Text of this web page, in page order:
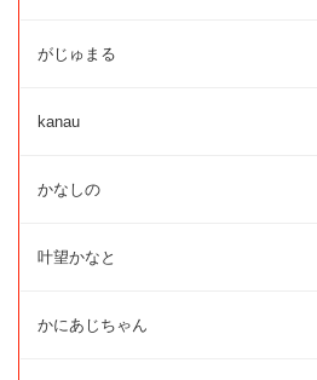
がじゅまる
kanau
かなしの
叶望かなと
かにあじちゃん